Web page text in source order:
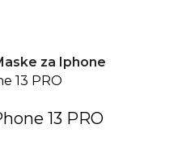
za Iphone
13 PRO